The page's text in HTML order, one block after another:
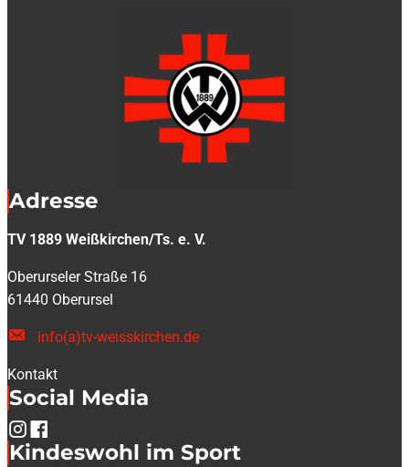
Adresse
TV 1889 Weißkirchen/Ts. e. V.
Oberurseler Straße 16
61440 Oberursel
info(a)tv-weisskirchen.de
Kontakt
Social Media
Kindeswohl im Sport